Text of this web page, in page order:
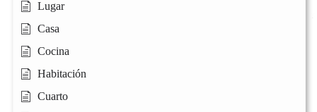
Lugar
Casa
Cocina
Habitación
Cuarto